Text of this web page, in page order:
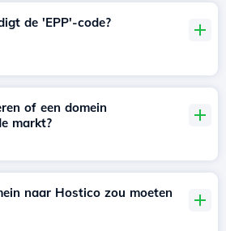
de 'EPP'-code?
of een domein
markt?
naar Hostico zou moeten